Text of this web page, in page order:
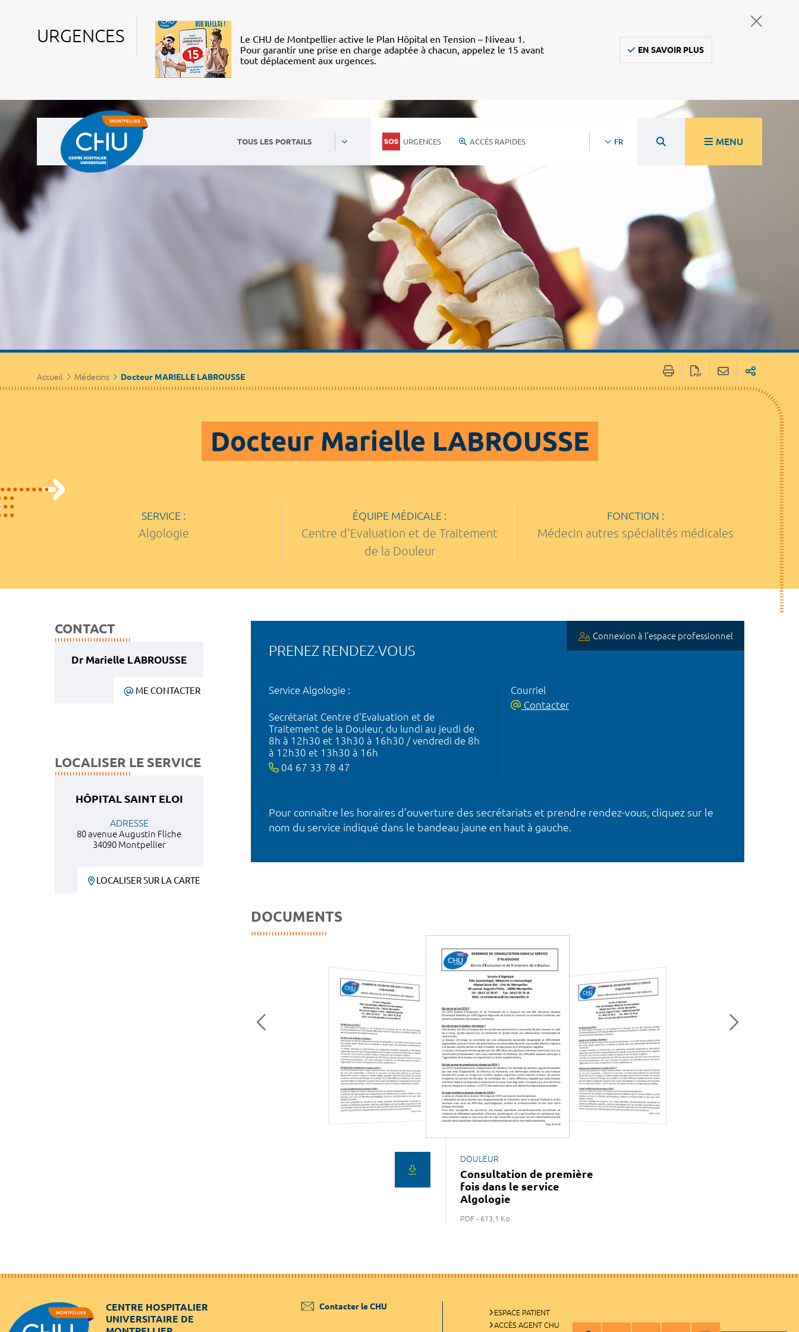
URGENCES
Le CHU de Montpellier active le Plan Hôpital en Tension – Niveau 1.
Pour garantir une prise en charge adaptée à chacun, appelez le 15 avant
tout déplacement aux urgences.
EN SAVOIR PLUS
TOUS LES PORTAILS URGENCES ACCÈS RAPIDES FR MENU
Accueil Médecins Docteur MARIELLE LABROUSSE
Docteur Marielle LABROUSSE
SERVICE :
Algologie
ÉQUIPE MÉDICALE :
Centre d'Evaluation et de Traitement
de la Douleur
FONCTION :
Médecin autres spécialités médicales
CONTACT
Dr Marielle LABROUSSE
ME CONTACTER
LOCALISER LE SERVICE
HÔPITAL SAINT ELOI
ADRESSE
80 avenue Augustin Fliche
34090 Montpellier
LOCALISER SUR LA CARTE
PRENEZ RENDEZ-VOUS
Connexion à l’espace professionnel
Service Algologie :
Secrétariat Centre d'Evaluation et de
Traitement de la Douleur, du lundi au jeudi de
8h à 12h30 et 13h30 à 16h30 / vendredi de 8h
à 12h30 et 13h30 à 16h
04 67 33 78 47
Courriel
Contacter
Pour connaître les horaires d’ouverture des secrétariats et prendre rendez-vous, cliquez sur le
nom du service indiqué dans le bandeau jaune en haut à gauche.
DOCUMENTS
DOULEUR
Consultation de première
fois dans le service
Algologie
PDF - 613,1 Ko
CENTRE HOSPITALIER
UNIVERSITAIRE DE
Contacter le CHU
ESPACE PATIENT
ACCÈS AGENT CHU